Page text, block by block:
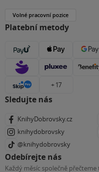
Volné pracovní pozice
Platební metody
+ 17
Sledujte nás
KnihyDobrovsky.cz
knihydobrovsky
@knihydobrovsky
Odebírejte nás
Každý měsíc společně přečteme